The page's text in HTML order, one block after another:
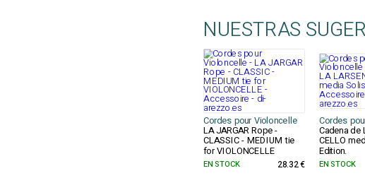
NUESTRAS
Cordes pour Violoncelle Cordes
LA JARGAR Rope -
CLASSIC - MEDIUM tie
for VIOLONCELLE
Cadena de
CELLO
Edition.
EN STOCK 28.32 € EN STOCK